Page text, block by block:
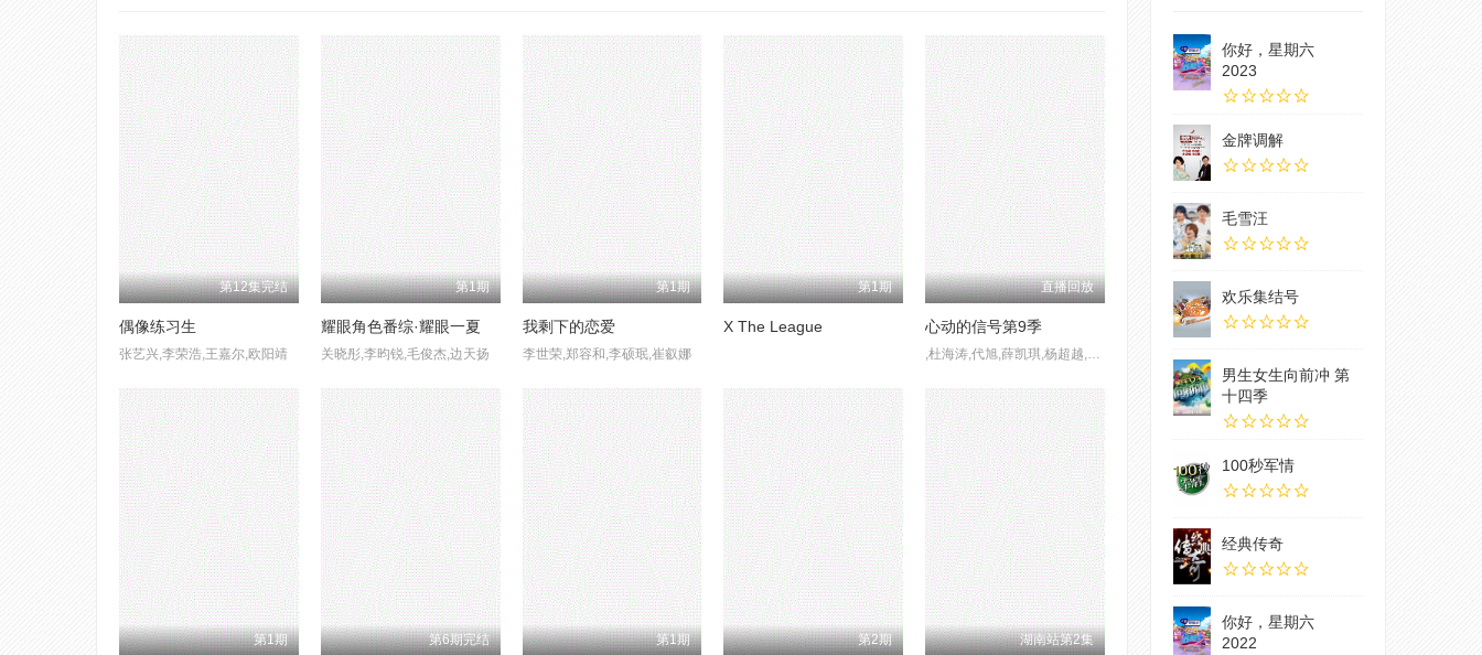
第12集完结
偶像练习生
张艺兴,李荣浩,王嘉尔,欧阳靖
第1期
耀眼角色番综·耀眼一夏
关晓彤,李昀锐,毛俊杰,边天扬
第1期
我剩下的恋爱
李世荣,郑容和,李硕珉,崔叡娜
第1期
X The League
直播回放
心动的信号第9季
,杜海涛,代旭,薛凯琪,杨超越,张纯烨
第1期 第6期完结 第1期 第2期 湖南站第2集
你好，星期六
2023
金牌调解
毛雪汪
欢乐集结号
男生女生向前冲 第
十四季
100秒军情
经典传奇
你好，星期六
2022